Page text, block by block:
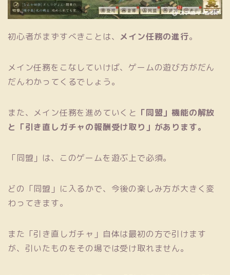
初心者がまずすべきことは、 メイン任務の進行。
メイン任務をこなしていけば、ゲームの遊び方がだん
だんわかってくるでしょう。
また、メイン任務を進めていくと 「同盟」機能の解放
と「引き直しガチャの報酬受け取り」があります。
「同盟」は、このゲームを遊ぶ上で必須。
どの「同盟」に入るかで、今後の楽しみ方が大きく変
わってきます。
また「引き直しガチャ」自体は最初の方で引けます
が、引いたものをその場では受け取れません。